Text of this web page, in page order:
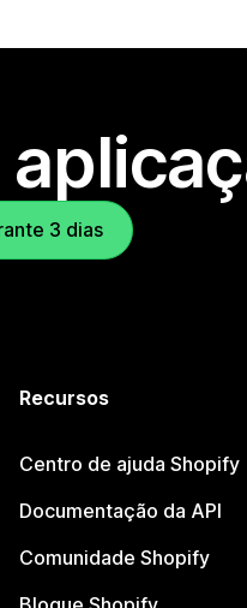
3 dias
Recursos
Centro de ajuda Shopify
Documentação da API
Comunidade Shopify